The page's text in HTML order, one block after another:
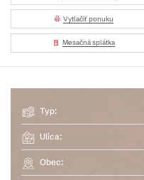
Vytlačiť ponuku
Mesačná splátka
Typ:
Ulica:
Obec: